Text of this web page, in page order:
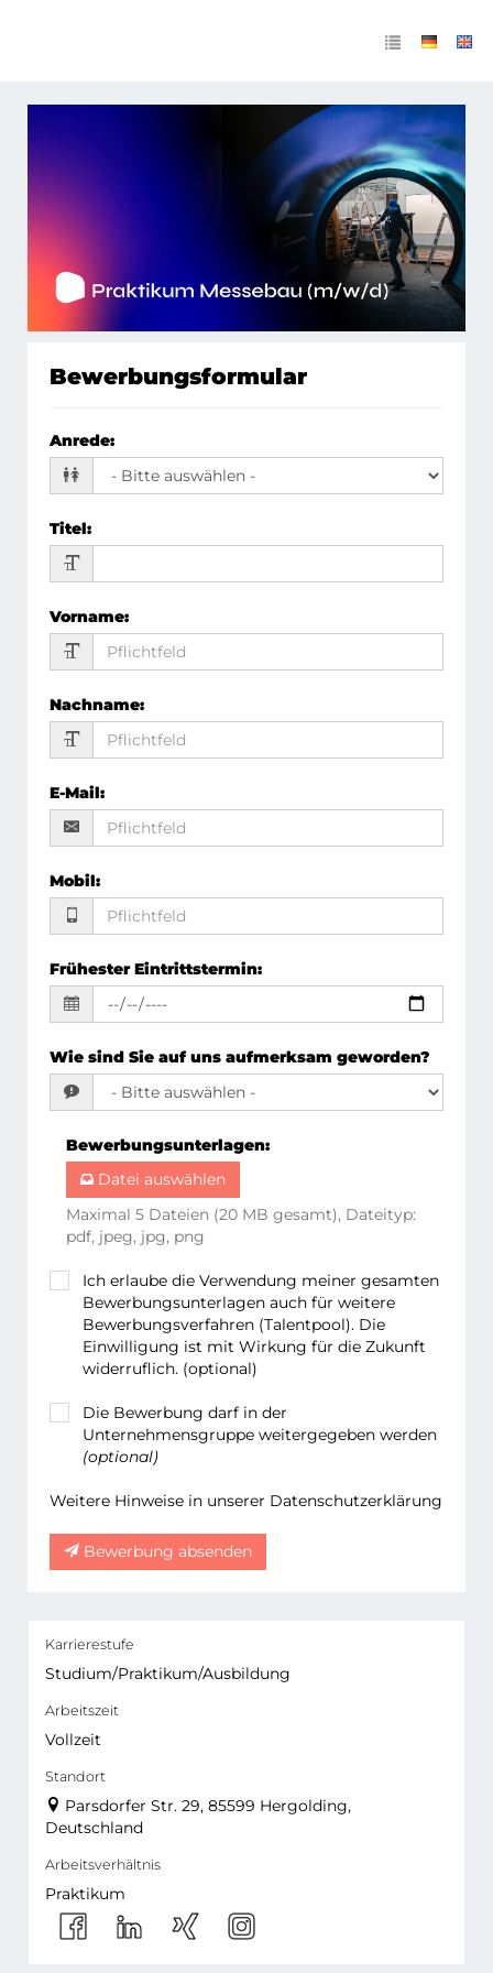
PRAKTIKUM MESSEBAU
(M/W/D)
Bewerbungsformular
Anrede:
Titel:
Vorname:
Nachname:
E-Mail:
Mobil:
Frühester Eintrittstermin:
Wie sind Sie auf uns aufmerksam geworden?
Bewerbungsunterlagen:
Datei auswählen
Maximal 5 Dateien (20 MB gesamt), Dateityp:
pdf, jpeg, jpg, png
Ich erlaube die Verwendung meiner gesamten
Bewerbungsunterlagen auch für weitere
Bewerbungsverfahren (Talentpool). Die
Einwilligung ist mit Wirkung für die Zukunft
widerruflich. (optional)
Die Bewerbung darf in der
Unternehmensgruppe weitergegeben werden
(optional)
Weitere Hinweise in unserer Datenschutzerklärung
Bewerbung absenden
Karrierestufe
Studium/Praktikum/Ausbildung
Arbeitszeit
Vollzeit
Standort
Parsdorfer Str. 29, 85599 Hergolding,
Deutschland
Arbeitsverhältnis
Praktikum